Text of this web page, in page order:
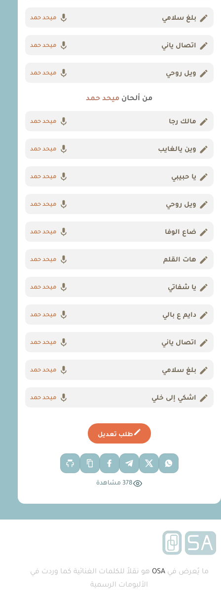
بلغ سلامي ميحد حمد
اتصال ياني ميحد حمد
ويل روحي ميحد حمد
من ألحان ميحد حمد
مالك رجا ميحد حمد
وين يالغايب ميحد حمد
يا حبيبي ميحد حمد
ويل روحي ميحد حمد
ضاع الوفا ميحد حمد
هات القلم ميحد حمد
يا شفاتي ميحد حمد
دايم ع بالي ميحد حمد
اتصال ياني ميحد حمد
بلغ سلامي ميحد حمد
اشكي إلى خلي ميحد حمد
طلب تعديل
378 مشاهدة
ما يُعرض فيOSA هو نقلاً للكلمات الغنائية كما وردت في
الألبومات الرسمية